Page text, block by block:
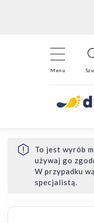
14 Dni
Menu
To jest wyrób
używaj go
W przypadku
specjalistą.